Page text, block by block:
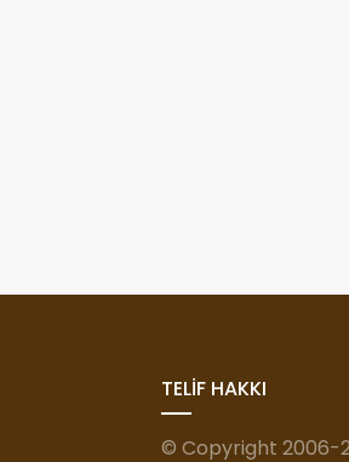
TELİF HAKKI
© Copyright 2006-